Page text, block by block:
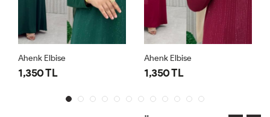
Ahenk Elbise
1,350 TL
Ahenk Elbise
1,350 TL